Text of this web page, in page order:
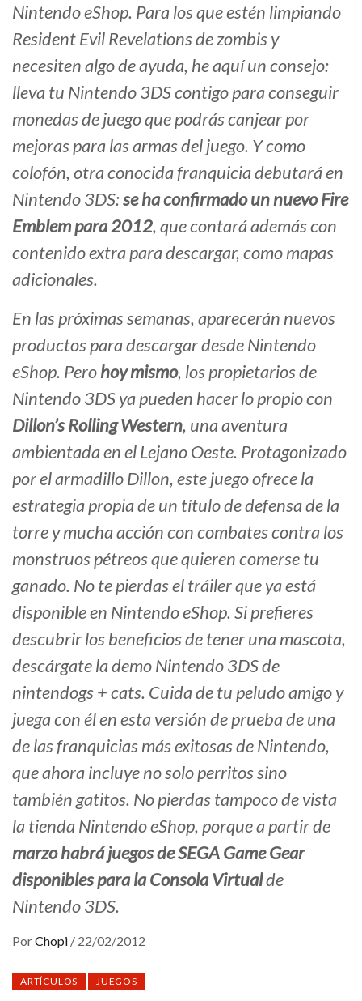
Nintendo eShop. Para los que estén limpiando
Resident Evil Revelations de zombis y
necesiten algo de ayuda, he aquí un consejo:
lleva tu Nintendo 3DS contigo para conseguir
monedas de juego que podrás canjear por
mejoras para las armas del juego. Y como
colofón, otra conocida franquicia debutará en
Nintendo 3DS:se ha confirmado un nuevo Fire
Emblem para 2012, que contará además con
contenido extra para descargar, como mapas
adicionales.
En las próximas semanas, aparecerán nuevos
productos para descargar desde Nintendo
eShop. Perohoy mismo, los propietarios de
Nintendo 3DS ya pueden hacer lo propio con
Dillon’s Rolling Western, una aventura
ambientada en el Lejano Oeste. Protagonizado
por el armadillo Dillon, este juego ofrece la
estrategia propia de un título de defensa de la
torre y mucha acción con combates contra los
monstruos pétreos que quieren comerse tu
ganado. No te pierdas el tráiler que ya está
disponible en Nintendo eShop. Si prefieres
descubrir los beneficios de tener una mascota,
descárgate la demo Nintendo 3DS de
nintendogs + cats. Cuida de tu peludo amigo y
juega con él en esta versión de prueba de una
de las franquicias más exitosas de Nintendo,
que ahora incluye no solo perritos sino
también gatitos. No pierdas tampoco de vista
la tienda Nintendo eShop, porque a partir de
marzo habrá juegos de SEGA Game Gear
disponibles para la Consola Virtualde
Nintendo 3DS.
PorChopi / 22/02/2012
ARTÍCULOS JUEGOS